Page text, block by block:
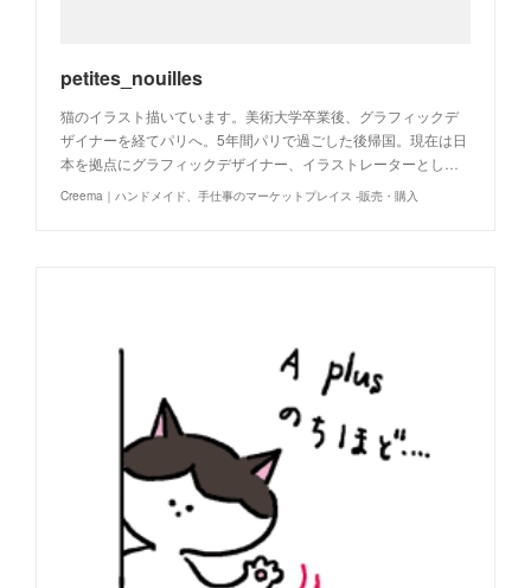
petites_nouilles
猫のイラスト描いています。美術大学卒業後、グラフィックデ
ザイナーを経てパリへ。5年間パリで過ごした後帰国。現在は日
本を拠点にグラフィックデザイナー、イラストレーターとし…
Creema｜ハンドメイド、手仕事のマーケットプレイス -販売・購入